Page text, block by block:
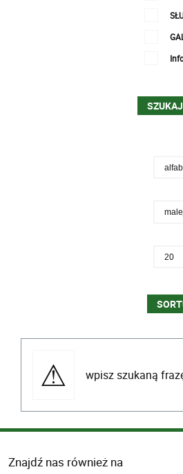
wpisz szukaną
Znajdź nas również na